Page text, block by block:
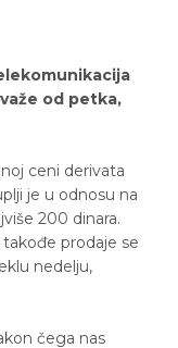
od petka,
ceni derivata
je u odnosu na
200 dinara.
prodaje se
nedelju,
čega nas